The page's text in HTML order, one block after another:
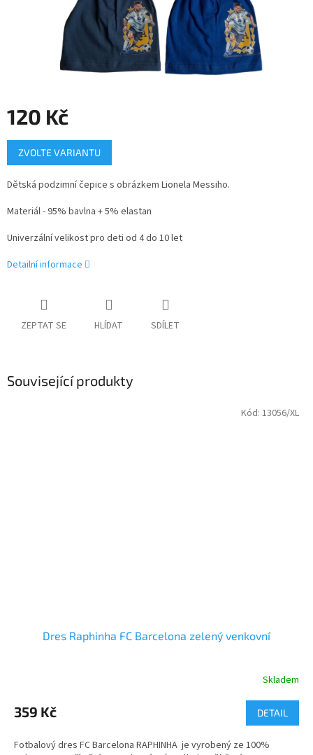
120 Kč
Měrná
cena:
ZVOLTE VARIANTU
Dětská podzimní čepice s obrázkem Lionela Messiho.
Materiál - 95% bavlna + 5% elastan
Univerzální velikost pro deti od 4 do 10 let
Detailní informace
ZEPTAT SE HLÍDAT SDÍLET
Související produkty
Dres Raphinha FC Barcelona zelený venkovní
produktu
je
z
Skladem
359 Kč DETAIL
Fotbalový dres FC Barcelona RAPHINHA je vyrobený ze 100%
Kód: 13056/XL